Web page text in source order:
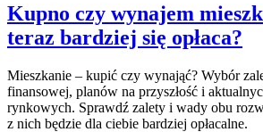
Kupno czy wynajem
teraz bardziej się opłaca?
Mieszkanie – kupić czy wynająć? Wybór
finansowej, planów na przyszłość i
rynkowych. Sprawdź zalety i wady obu
z nich będzie dla ciebie bardziej opłacalne.